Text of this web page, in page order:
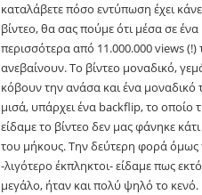
καταλάβετε πόσο εντύπωση έχει
βίντεο, θα σας πούμε ότι μέσα σε ένα
περισσότερα από 11.000.000 views
ανεβαίνουν. Το βίντεο μοναδικό,
κόβουν την ανάσα και ένα μοναδικό
μισά, υπάρχει ένα backflip, το
είδαμε το βίντεο δεν μας φάνηκε
του μήκους. Την δεύτερη φορά όμως
-λιγότερο έκπληκτοι- είδαμε πως
μεγάλο, ήταν και πολύ ψηλό το κενό.